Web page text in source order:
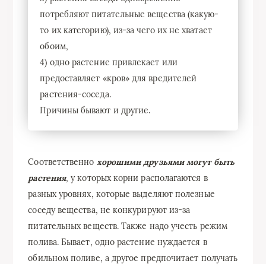
потребляют питательные вещества (какую-
то их категорию), из-за чего их не хватает
обоим,
4) одно растение привлекает или
предоставляет «кров» для вредителей
растения-соседа.
Причины бывают и другие.
Соответственно хорошими друзьями могут быть
растения, у которых корни располагаются в
разных уровнях, которые выделяют полезные
соседу вещества, не конкурируют из-за
питательных веществ. Также надо учесть режим
полива. Бывает, одно растение нуждается в
обильном поливе, а другое предпочитает получать